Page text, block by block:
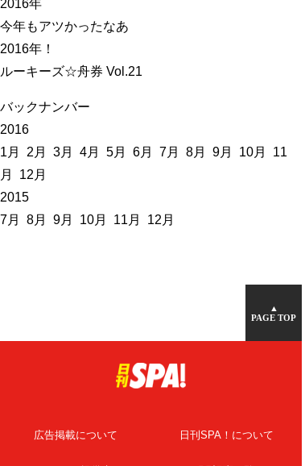
2016年
今年もアツかったなあ
2016年！
ルーキーズ☆舟券 Vol.21
バックナンバー
2016
1月
2月 3月 4月 5月 6月 7月 8月 9月 10月
11
月
12月
2015
7月
8月 9月 10月 11月 12月
▲
PAGE TOP
広告掲載について 日刊SPA！について